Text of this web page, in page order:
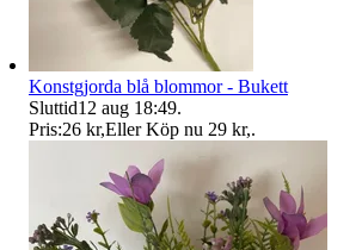
Konstgjorda blå blommor - Bukett
Sluttid12 aug 18:49.
Pris:26 kr,Eller Köp nu 29 kr,.